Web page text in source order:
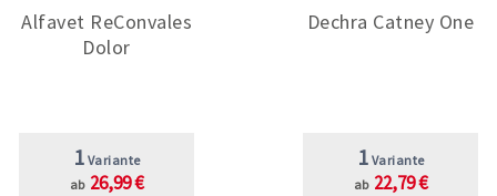
Alfavet ReConvales
Dolor
1 Variante
ab 26,99 €
Dechra Catney One
1 Variante
ab 22,79 €